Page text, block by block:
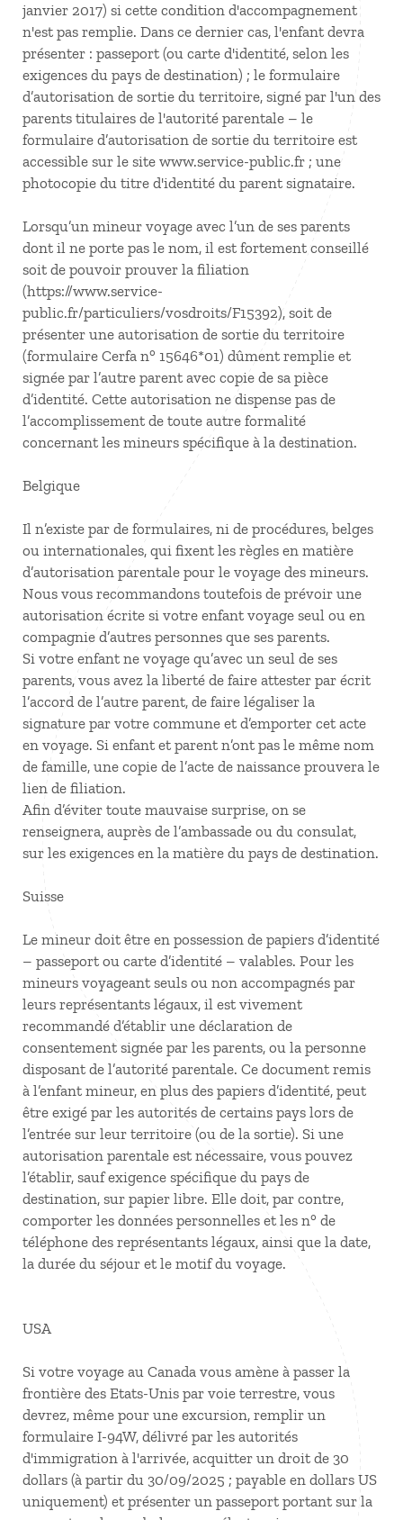
janvier 2017) si cette condition d'accompagnement
n'est pas remplie. Dans ce dernier cas, l'enfant devra
présenter : passeport (ou carte d'identité, selon les
exigences du pays de destination) ; le formulaire
d’autorisation de sortie du territoire, signé par l'un des
parents titulaires de l'autorité parentale – le
formulaire d’autorisation de sortie du territoire est
accessible sur le site www.service-public.fr ; une
photocopie du titre d'identité du parent signataire.
Lorsqu’un mineur voyage avec l’un de ses parents
dont il ne porte pas le nom, il est fortement conseillé
soit de pouvoir prouver la filiation
(https://www.service-
public.fr/particuliers/vosdroits/F15392), soit de
présenter une autorisation de sortie du territoire
(formulaire Cerfa n° 15646*01) dûment remplie et
signée par l’autre parent avec copie de sa pièce
d’identité. Cette autorisation ne dispense pas de
l’accomplissement de toute autre formalité
concernant les mineurs spécifique à la destination.
Belgique
Il n’existe par de formulaires, ni de procédures, belges
ou internationales, qui fixent les règles en matière
d’autorisation parentale pour le voyage des mineurs.
Nous vous recommandons toutefois de prévoir une
autorisation écrite si votre enfant voyage seul ou en
compagnie d’autres personnes que ses parents.
Si votre enfant ne voyage qu’avec un seul de ses
parents, vous avez la liberté de faire attester par écrit
l’accord de l’autre parent, de faire légaliser la
signature par votre commune et d’emporter cet acte
en voyage. Si enfant et parent n’ont pas le même nom
de famille, une copie de l’acte de naissance prouvera le
lien de filiation.
Afin d’éviter toute mauvaise surprise, on se
renseignera, auprès de l’ambassade ou du consulat,
sur les exigences en la matière du pays de destination.
Suisse
Le mineur doit être en possession de papiers d’identité
– passeport ou carte d’identité – valables. Pour les
mineurs voyageant seuls ou non accompagnés par
leurs représentants légaux, il est vivement
recommandé d’établir une déclaration de
consentement signée par les parents, ou la personne
disposant de l’autorité parentale. Ce document remis
à l’enfant mineur, en plus des papiers d’identité, peut
être exigé par les autorités de certains pays lors de
l’entrée sur leur territoire (ou de la sortie). Si une
autorisation parentale est nécessaire, vous pouvez
l’établir, sauf exigence spécifique du pays de
destination, sur papier libre. Elle doit, par contre,
comporter les données personnelles et les n° de
téléphone des représentants légaux, ainsi que la date,
la durée du séjour et le motif du voyage.
USA
Si votre voyage au Canada vous amène à passer la
frontière des Etats-Unis par voie terrestre, vous
devrez, même pour une excursion, remplir un
formulaire I-94W, délivré par les autorités
d'immigration à l'arrivée, acquitter un droit de 30
dollars (à partir du 30/09/2025 ; payable en dollars US
uniquement) et présenter un passeport portant sur la